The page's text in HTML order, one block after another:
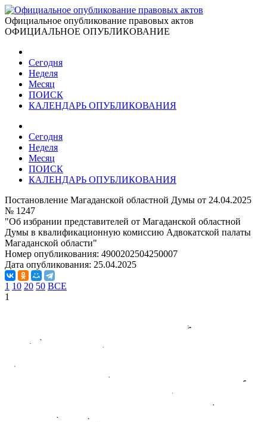
Официальное опубликование правовых актов
ОФИЦИАЛЬНОЕ ОПУБЛИКОВАНИЕ
Сегодня
Неделя
Месяц
ПОИСК
КАЛЕНДАРЬ ОПУБЛИКОВАНИЯ
Сегодня
Неделя
Месяц
ПОИСК
КАЛЕНДАРЬ ОПУБЛИКОВАНИЯ
Постановление Магаданской областной Думы от 24.04.2025
№ 1247
"Об избрании представителей от Магаданской областной
Думы в квалификационную комиссию Адвокатской палаты
Магаданской области"
Номер опубликования: 4900202504250007
Дата опубликования: 25.04.2025
1 10 20 50 ВСЕ
1